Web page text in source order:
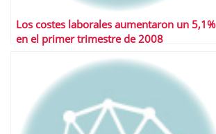
Los costes laborales aumentaron un 5,1%
en el primer trimestre de 2008